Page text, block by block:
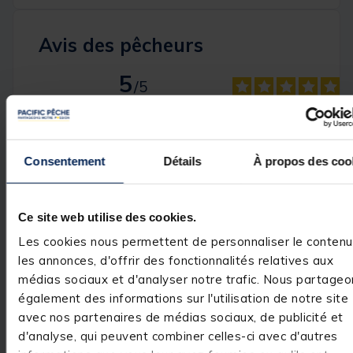
Consentement Détails À propos des
Ce site web utilise des cookies.
Les cookies nous permettent de personnaliser le
les annonces, d'offrir des fonctionnalités relatives aux
médias sociaux et d'analyser notre trafic. Nous
également des informations sur l'utilisation de notre site
avec nos partenaires de médias sociaux, de publicité et
d'analyse, qui peuvent combiner celles-ci avec d'autres
Avis des pêcheurs
5
/5
Basé sur1
avis soumis à un
5 étoiles
4étoiles
0
3étoiles
0
2 étoiles
0
1étoile 0
grande facilité
de rangement sans
sur les fermetures
expérience du24/06/2026
Réponse de
pacificpeche.com
Bonjour,
Nous vous
remercions pour